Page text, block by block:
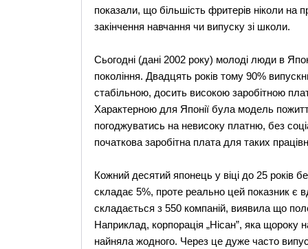
показали, що більшість фритерів ніколи на
закінчення навчання чи випуску зі школи.
Сьогодні (дані 2002 року) молоді люди в
покоління. Двадцять років тому 90%
стабільною, досить високою заробітною
Характерною для Японії була модель
погоджуватись на невисоку платню, без
початкова заробітна плата для таких
Кожний десятий японець у віці до 25 років
складає 5%, проте реально цей показник є
складається з 550 компаній, виявила що
Наприклад, корпорація „Нісан”, яка щороку
найняла жодного. Через це дуже часто